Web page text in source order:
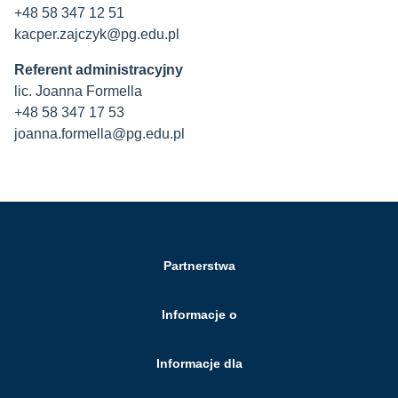
+48 58 347 12 51
kacper.zajczyk@pg.edu.pl
Referent administracyjny
lic. Joanna Formella
+48 58 347 17 53
joanna.formella@pg.edu.pl
Partnerstwa
Informacje o
Informacje dla